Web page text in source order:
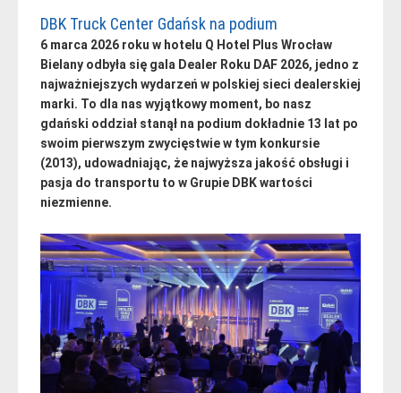
DBK Truck Center Gdańsk na podium
6 marca 2026 roku w hotelu Q Hotel Plus Wrocław
Bielany odbyła się gala Dealer Roku DAF 2026, jedno z
najważniejszych wydarzeń w polskiej sieci dealerskiej
marki. To dla nas wyjątkowy moment, bo nasz
gdański oddział stanął na podium dokładnie 13 lat po
swoim pierwszym zwycięstwie w tym konkursie
(2013), udowadniając, że najwyższa jakość obsługi i
pasja do transportu to w Grupie DBK wartości
niezmienne.